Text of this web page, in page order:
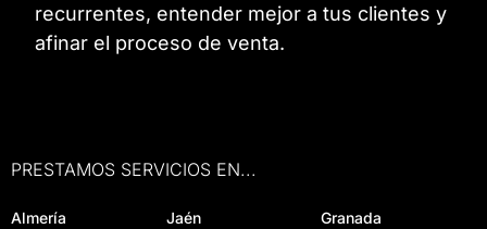
recurrentes, entender mejor a tus clientes y
afinar el proceso de venta.
PRESTAMOS SERVICIOS EN...
Almería Jaén
Granada